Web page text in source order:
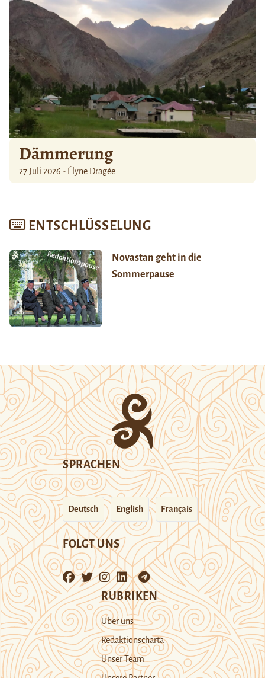
Dämmerung
27 Juli 2026 - Élyne Dragée
ENTSCHLÜSSELUNG
Novastan geht in die
Sommerpause
SPRACHEN
Deutsch English Français
FOLGT UNS
RUBRIKEN
Über uns
Redaktionscharta
Unser Team